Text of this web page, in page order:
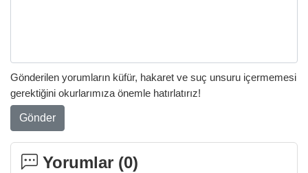
Gönderilen yorumların küfür, hakaret ve suç unsuru içermemesi
gerektiğini okurlarımıza önemle hatırlatırız!
Gönder
Yorumlar (0)